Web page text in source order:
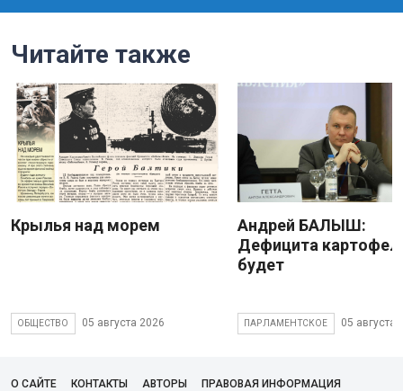
Читайте также
Крылья над морем
ОБЩЕСТВО 05 августа 2026
Андрей БАЛЫШ:
Дефицита
будет
ПАРЛАМЕНТСКОЕ 05 августа
О САЙТЕ КОНТАКТЫ АВТОРЫ ПРАВОВАЯ ИНФОРМАЦИЯ